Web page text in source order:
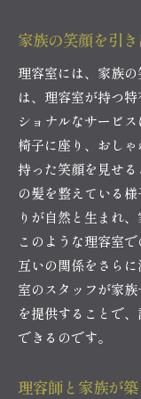
家族の笑顔を引
理容室には、家族
は、理容室が持つ
ショナルなサービ
椅子に座り、おし
持った笑顔を見せ
の髪を整えている
りが自然と生まれ
このような理容室
互いの関係をさら
室のスタッフが家
を提供することで
できるのです。
理容師と家族が